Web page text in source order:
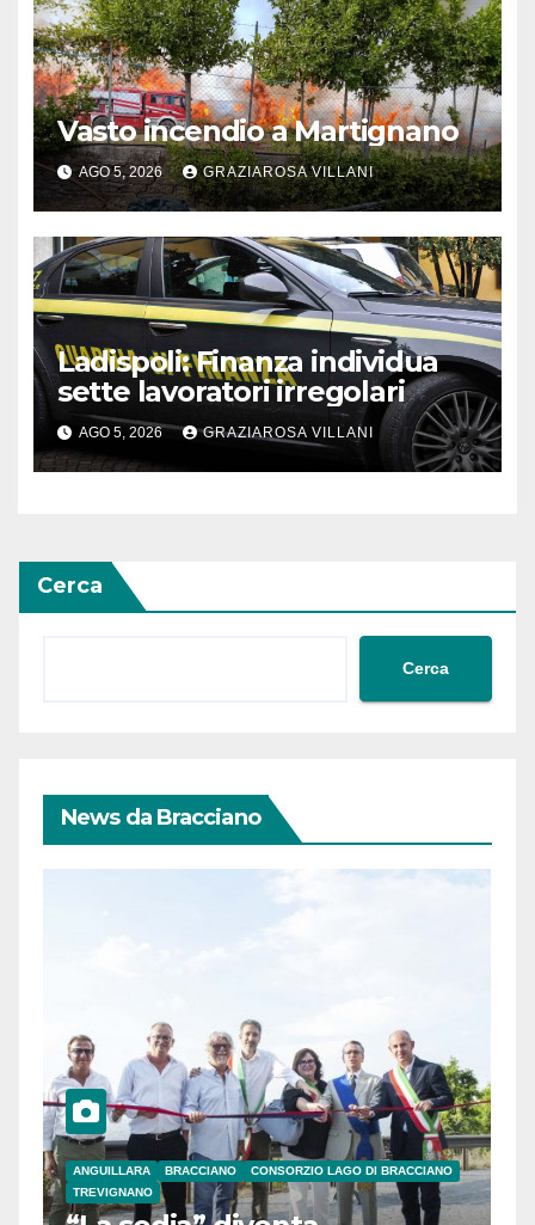
Vasto incendio a Martignano
AGO 5, 2026 GRAZIAROSA VILLANI
Ladispoli: Finanza individua
sette lavoratori irregolari
AGO 5, 2026 GRAZIAROSA VILLANI
Cerca
Cerca
News da Bracciano
ANGUILLARA BRACCIANO
CONSORZIO LAGO DI BRACCIANO
TREVIGNANO